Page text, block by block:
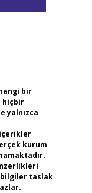
bir
hiçbir
yalnızca
kurum
taslak